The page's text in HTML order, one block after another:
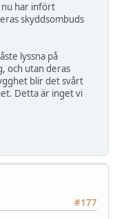
nu har infört
skyddsombuds
lyssna på
och utan deras
blir det svårt
Detta är inget vi
#177